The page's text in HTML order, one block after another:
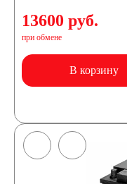
13600 руб.
при обмене
В корзину